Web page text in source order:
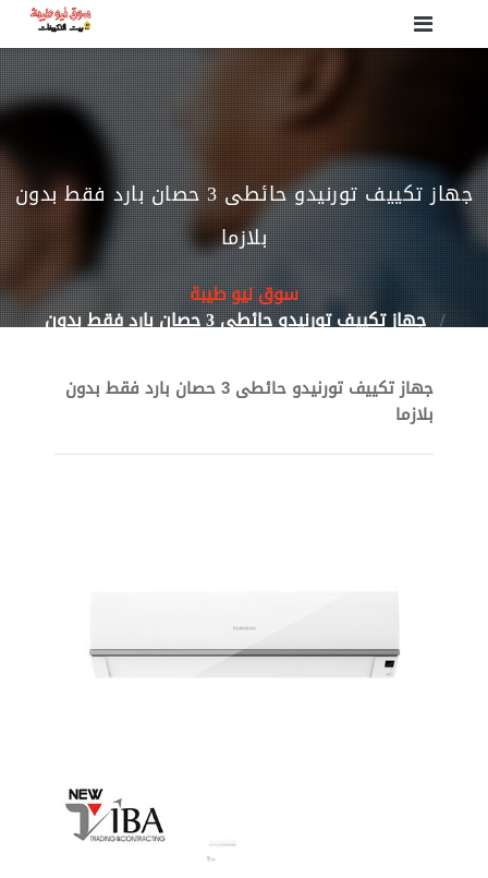
جهاز تكييف تورنيدو حائطى 3 حصان بارد فقط بدون
بلازما
سوق نيو طيبة
جهاز تكييف تورنيدو حائطى 3 حصان بارد فقط بدون
جهاز تكييف تورنيدو حائطى 3 حصان بارد فقط بدون
بلازما
Next